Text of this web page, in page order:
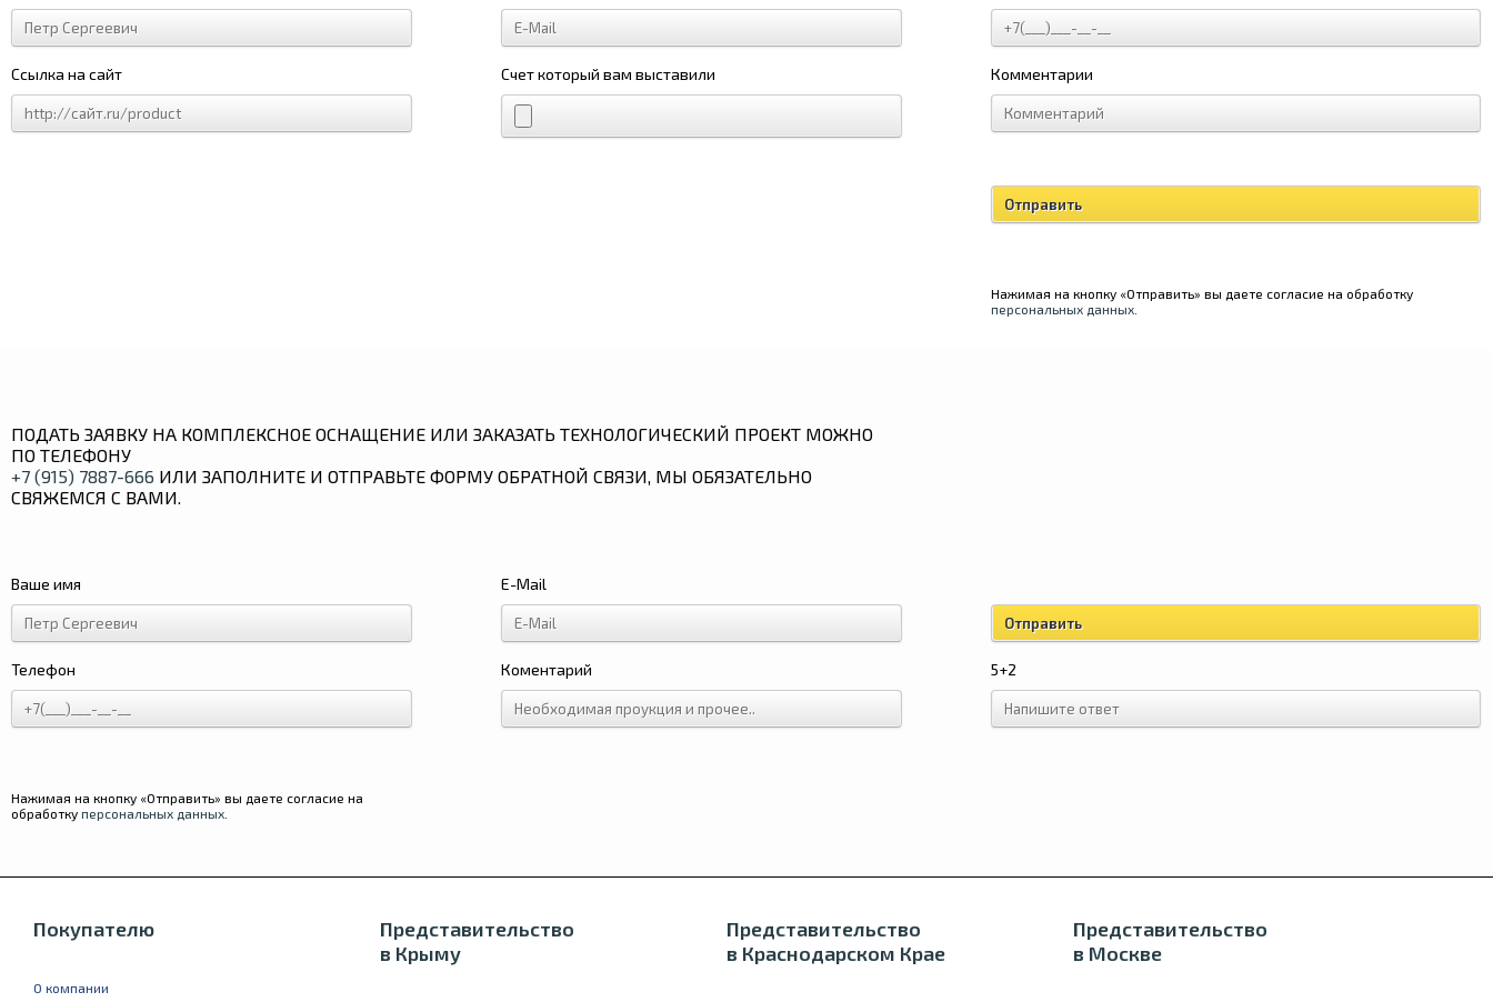
Ссылка на сайт Счет который вам выставили Комментарии
Нажимая на кнопку «Отправить» вы даете согласие на обработку
персональных данных.
ПОДАТЬ ЗАЯВКУ НА КОМПЛЕКСНОЕ ОСНАЩЕНИЕ ИЛИ ЗАКАЗАТЬ ТЕХНОЛОГИЧЕСКИЙ ПРОЕКТ МОЖНО
ПО ТЕЛЕФОНУ
+7 (915) 7887-666 ИЛИ ЗАПОЛНИТЕ И ОТПРАВЬТЕ ФОРМУ ОБРАТНОЙ СВЯЗИ, МЫ ОБЯЗАТЕЛЬНО
СВЯЖЕМСЯ С ВАМИ.
Ваше имя E-Mail
Телефон Коментарий 5+2
Нажимая на кнопку «Отправить» вы даете согласие на
обработку персональных данных
Покупателю
О компании
Представительство
в Крыму
Представительство
в Краснодарском Крае
Представительство
в Москве